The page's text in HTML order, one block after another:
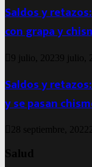
Saldos y
con grapa y
9 julio, 20239 julio,
Saldos y
y se pasan
28 septiembre, 2022
Salud